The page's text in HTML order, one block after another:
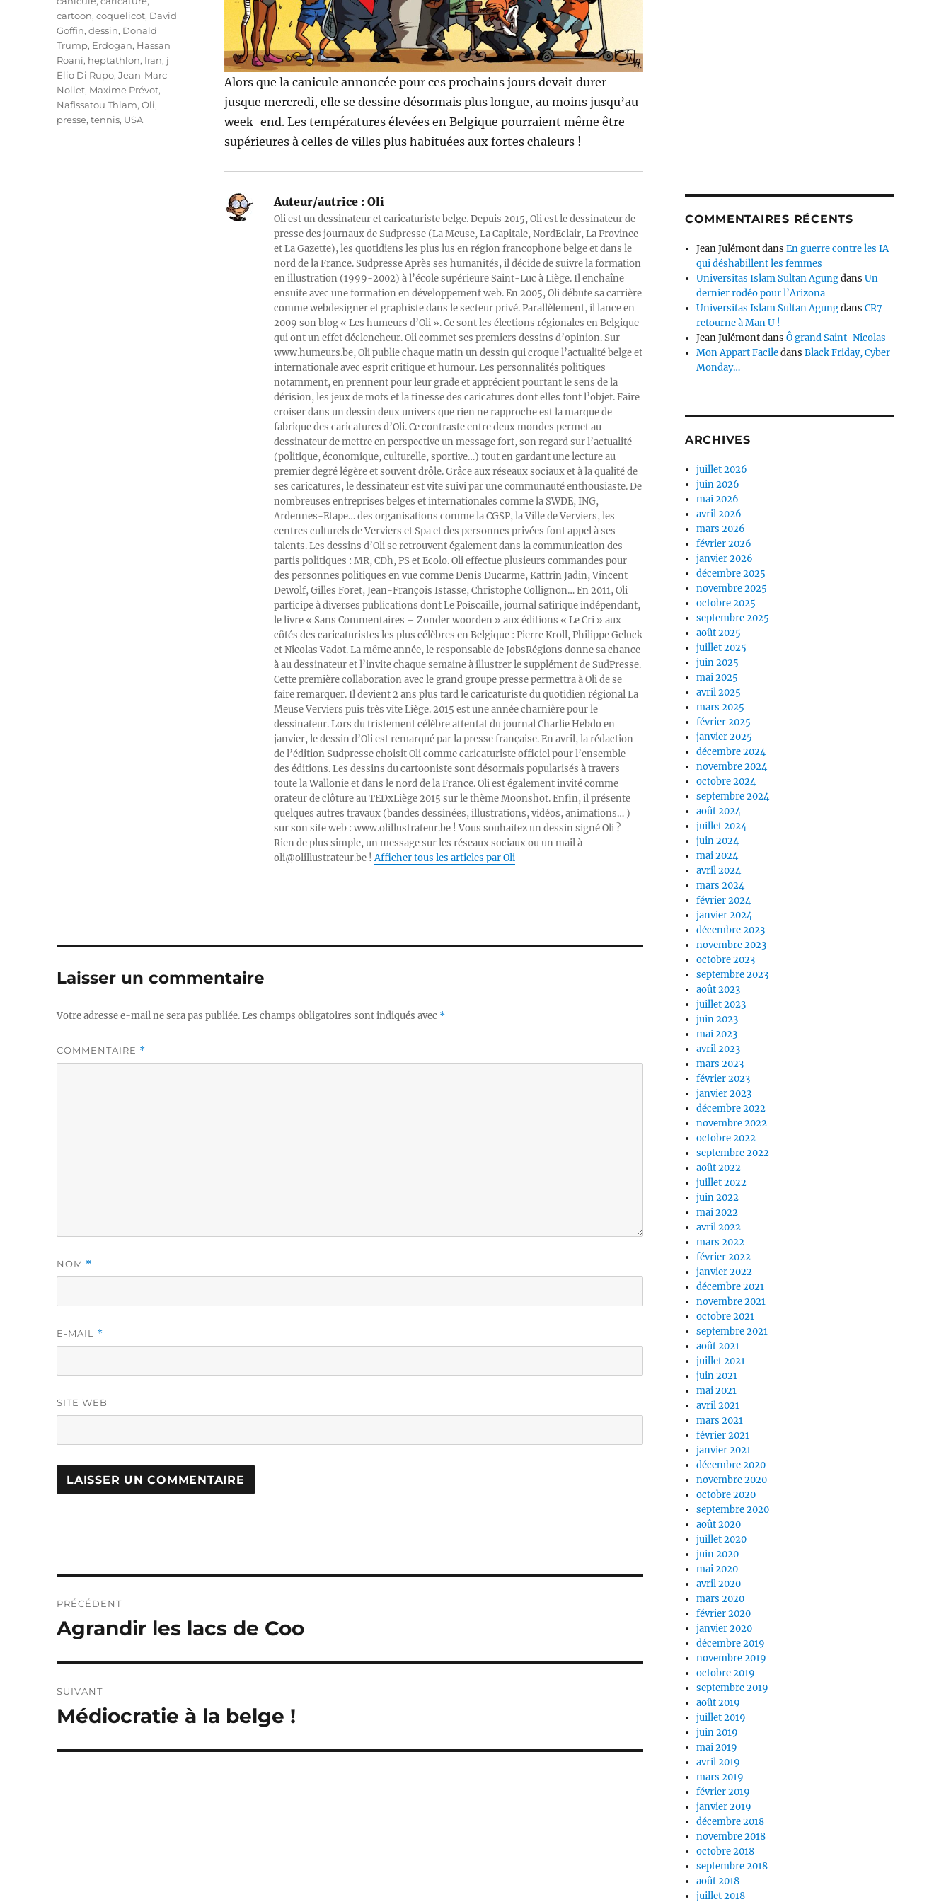
Alors que la canicule annoncée pour ces prochains jours devait durer
jusque mercredi, elle se dessine désormais plus longue, au moins jusqu’au
week-end. Les températures élevées en Belgique pourraient même être
supérieures à celles de villes plus habituées aux fortes chaleurs !
Auteur/autrice :Oli
Oli est un dessinateur et caricaturiste belge. Depuis 2015, Oli est le dessinateur de
presse des journaux de Sudpresse (La Meuse, La Capitale, NordEclair, La Province
et La Gazette), les quotidiens les plus lus en région francophone belge et dans le
nord de la France. Sudpresse Après ses humanités, il décide de suivre la formation
en illustration (1999-2002) à l’école supérieure Saint-Luc à Liège. Il enchaîne
ensuite avec une formation en développement web. En 2005, Oli débute sa carrière
comme webdesigner et graphiste dans le secteur privé. Parallèlement, il lance en
2009 son blog « Les humeurs d’Oli ». Ce sont les élections régionales en Belgique
qui ont un effet déclencheur. Oli commet ses premiers dessins d’opinion. Sur
www.humeurs.be, Oli publie chaque matin un dessin qui croque l’actualité belge et
internationale avec esprit critique et humour. Les personnalités politiques
notamment, en prennent pour leur grade et apprécient pourtant le sens de la
dérision, les jeux de mots et la finesse des caricatures dont elles font l’objet. Faire
croiser dans un dessin deux univers que rien ne rapproche est la marque de
fabrique des caricatures d’Oli. Ce contraste entre deux mondes permet au
dessinateur de mettre en perspective un message fort, son regard sur l’actualité
(politique, économique, culturelle, sportive…) tout en gardant une lecture au
premier degré légère et souvent drôle. Grâce aux réseaux sociaux et à la qualité de
ses caricatures, le dessinateur est vite suivi par une communauté enthousiaste. De
nombreuses entreprises belges et internationales comme la SWDE, ING,
Ardennes-Etape… des organisations comme la CGSP, la Ville de Verviers, les
centres culturels de Verviers et Spa et des personnes privées font appel à ses
talents. Les dessins d’Oli se retrouvent également dans la communication des
partis politiques : MR, CDh, PS et Ecolo. Oli effectue plusieurs commandes pour
des personnes politiques en vue comme Denis Ducarme, Kattrin Jadin, Vincent
Dewolf, Gilles Foret, Jean-François Istasse, Christophe Collignon… En 2011, Oli
participe à diverses publications dont Le Poiscaille, journal satirique indépendant,
le livre « Sans Commentaires – Zonder woorden » aux éditions « Le Cri » aux
côtés des caricaturistes les plus célèbres en Belgique : Pierre Kroll, Philippe Geluck
et Nicolas Vadot. La même année, le responsable de JobsRégions donne sa chance
à au dessinateur et l’invite chaque semaine à illustrer le supplément de SudPresse.
Cette première collaboration avec le grand groupe presse permettra à Oli de se
faire remarquer. Il devient 2 ans plus tard le caricaturiste du quotidien régional La
Meuse Verviers puis très vite Liège. 2015 est une année charnière pour le
dessinateur. Lors du tristement célèbre attentat du journal Charlie Hebdo en
janvier, le dessin d’Oli est remarqué par la presse française. En avril, la rédaction
de l’édition Sudpresse choisit Oli comme caricaturiste officiel pour l’ensemble
des éditions. Les dessins du cartooniste sont désormais popularisés à travers
toute la Wallonie et dans le nord de la France. Oli est également invité comme
orateur de clôture au TEDxLiège 2015 sur le thème Moonshot. Enfin, il présente
quelques autres travaux (bandes dessinées, illustrations, vidéos, animations… )
sur son site web : www.olillustrateur.be ! Vous souhaitez un dessin signé Oli ?
Rien de plus simple, un message sur les réseaux sociaux ou un mail à
oli@olillustrateur.be !Afficher tous les articles par Oli
cartoon,coquelicot, David
Goffin,dessin, Donald
Trump, Erdogan, Hassan
Roani, heptathlon, Iran, j
Elio Di Rupo,Jean-Marc
Nollet, Maxime Prévot,
Nafissatou Thiam,Oli,
presse,tennis, USA
Laisser un commentaire
Votre adresse e-mail ne sera pas publiée.Les champs obligatoires sont indiqués avec *
COMMENTAIRE *
NOM *
E-MAIL *
SITE WEB
de
PRÉCÉDENT
Publication
Agrandir les lacs de Coo
SUIVANT
Publication
Médiocratie à la belge !
COMMENTAIRES RÉCENTS
Jean JulémontdansEn guerre contre les IA
qui déshabillent les femmes
Universitas Islam Sultan AgungdansUn
dernier rodéo pour l’Arizona
Universitas Islam Sultan AgungdansCR7
retourne à Man U !
Jean JulémontdansÔ grand Saint-Nicolas
Mon Appart FaciledansBlack Friday, Cyber
Monday…
ARCHIVES
juillet 2026
juin 2026
mai 2026
avril 2026
mars 2026
février 2026
janvier 2026
décembre 2025
novembre 2025
octobre 2025
septembre 2025
août 2025
juillet 2025
juin 2025
mai 2025
avril 2025
mars 2025
février 2025
janvier 2025
décembre 2024
novembre 2024
octobre 2024
septembre 2024
août 2024
juillet 2024
juin 2024
mai 2024
avril 2024
mars 2024
février 2024
janvier 2024
décembre 2023
novembre 2023
octobre 2023
septembre 2023
août 2023
juillet 2023
juin 2023
mai 2023
avril 2023
mars 2023
février 2023
janvier 2023
décembre 2022
novembre 2022
octobre 2022
septembre 2022
août 2022
juillet 2022
juin 2022
mai 2022
avril 2022
mars 2022
février 2022
janvier 2022
décembre 2021
novembre 2021
octobre 2021
septembre 2021
août 2021
juillet 2021
juin 2021
mai 2021
avril 2021
mars 2021
février 2021
janvier 2021
décembre 2020
novembre 2020
octobre 2020
septembre 2020
août 2020
juillet 2020
juin 2020
mai 2020
avril 2020
mars 2020
février 2020
janvier 2020
décembre 2019
novembre 2019
octobre 2019
septembre 2019
août 2019
juillet 2019
juin 2019
mai 2019
avril 2019
mars 2019
février 2019
janvier 2019
décembre 2018
novembre 2018
octobre 2018
septembre 2018
août 2018
juillet 2018